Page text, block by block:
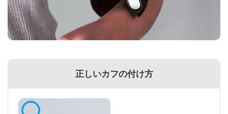
正しいカフの付け方